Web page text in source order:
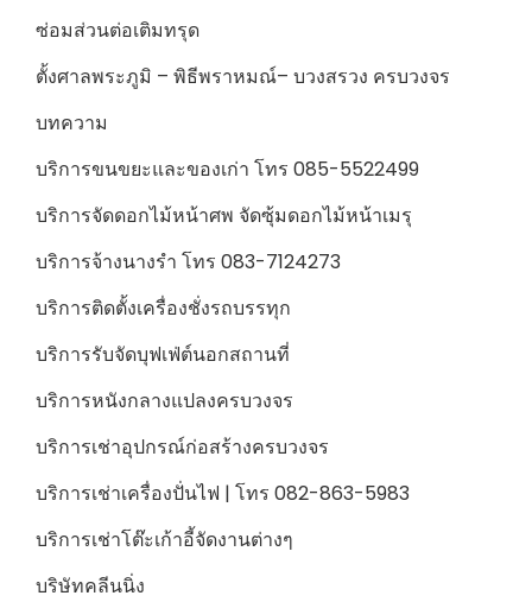
ซ่อมส่วนต่อเติมทรุด
ตั้งศาลพระภูมิ – พิธีพราหมณ์– บวงสรวง ครบวงจร
บทความ
บริการขนขยะและของเก่า โทร 085-5522499
บริการจัดดอกไม้หน้าศพ จัดซุ้มดอกไม้หน้าเมรุ
บริการจ้างนางรำ โทร 083-7124273
บริการติดตั้งเครื่องชั่งรถบรรทุก
บริการรับจัดบุฟเฟ่ต์นอกสถานที่
บริการหนังกลางแปลงครบวงจร
บริการเช่าอุปกรณ์ก่อสร้างครบวงจร
บริการเช่าเครื่องปั่นไฟ | โทร 082-863-5983
บริการเช่าโต๊ะเก้าอี้จัดงานต่างๆ
บริษัทคลีนนิ่ง